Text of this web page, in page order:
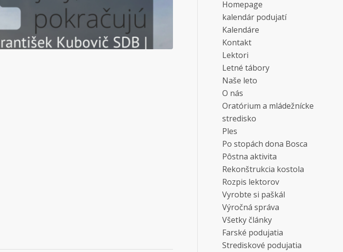
Homepage
kalendár podujatí
Kalendáre
Kontakt
Lektori
Letné tábory
Naše leto
O nás
Oratórium a mládežnícke
stredisko
Ples
Po stopách dona Bosca
Pôstna aktivita
Rekonštrukcia kostola
Rozpis lektorov
Vyrobte si paškál
Výročná správa
Všetky články
Farské podujatia
Strediskové podujatia